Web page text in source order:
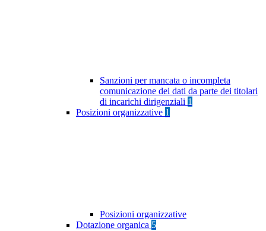
Sanzioni per mancata o incompleta
comunicazione dei dati da parte dei titolari
di incarichi dirigenziali 1
Posizioni organizzative 1
Posizioni organizzative
Dotazione organica 5